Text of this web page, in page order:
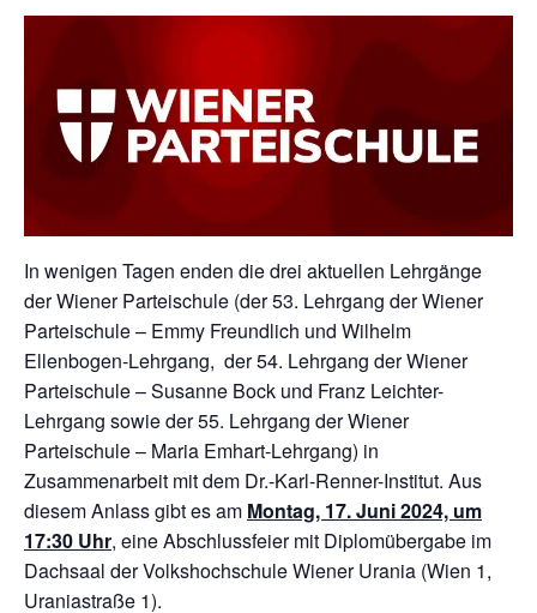
In wenigen Tagen enden die drei aktuellen Lehrgänge
der Wiener Parteischule (der 53. Lehrgang der Wiener
Parteischule – Emmy Freundlich und Wilhelm
Ellenbogen-Lehrgang, der 54. Lehrgang der Wiener
Parteischule – Susanne Bock und Franz Leichter-
Lehrgang sowie der 55. Lehrgang der Wiener
Parteischule – Maria Emhart-Lehrgang) in
Zusammenarbeit mit dem Dr.-Karl-Renner-Institut. Aus
diesem Anlass gibt es am Montag, 17. Juni 2024, um
17:30 Uhr, eine Abschlussfeier mit Diplomübergabe im
Dachsaal der Volkshochschule Wiener Urania (Wien 1,
Uraniastraße 1).